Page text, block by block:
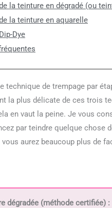
la teinture en dégradé (ou
la teinture en aquarelle
Dye
technique de trempage par
la plus délicate de ces trois
en vaut la peine. Je vous
par teindre quelque chose
aurez beaucoup plus de
dégradée (méthode certifiée) :